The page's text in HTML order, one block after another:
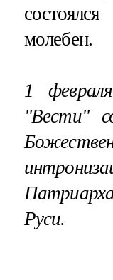
молебен.
1
"Вести"
Руси.